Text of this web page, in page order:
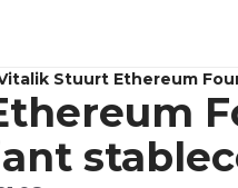
Stuurt Ethereum